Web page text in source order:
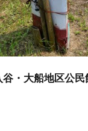
谷・大船地区公